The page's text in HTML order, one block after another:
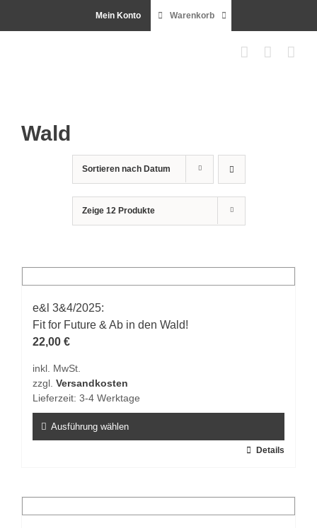
Mein Konto Warenkorb
Wald
Sortieren nach Datum
Zeige 12 Produkte
e&l 3&4/2025:
Fit for Future & Ab in den Wald!
22,00 €
inkl. MwSt.
zzgl. Versandkosten
Lieferzeit: 3-4 Werktage
Ausführung wählen
Varianten
Details